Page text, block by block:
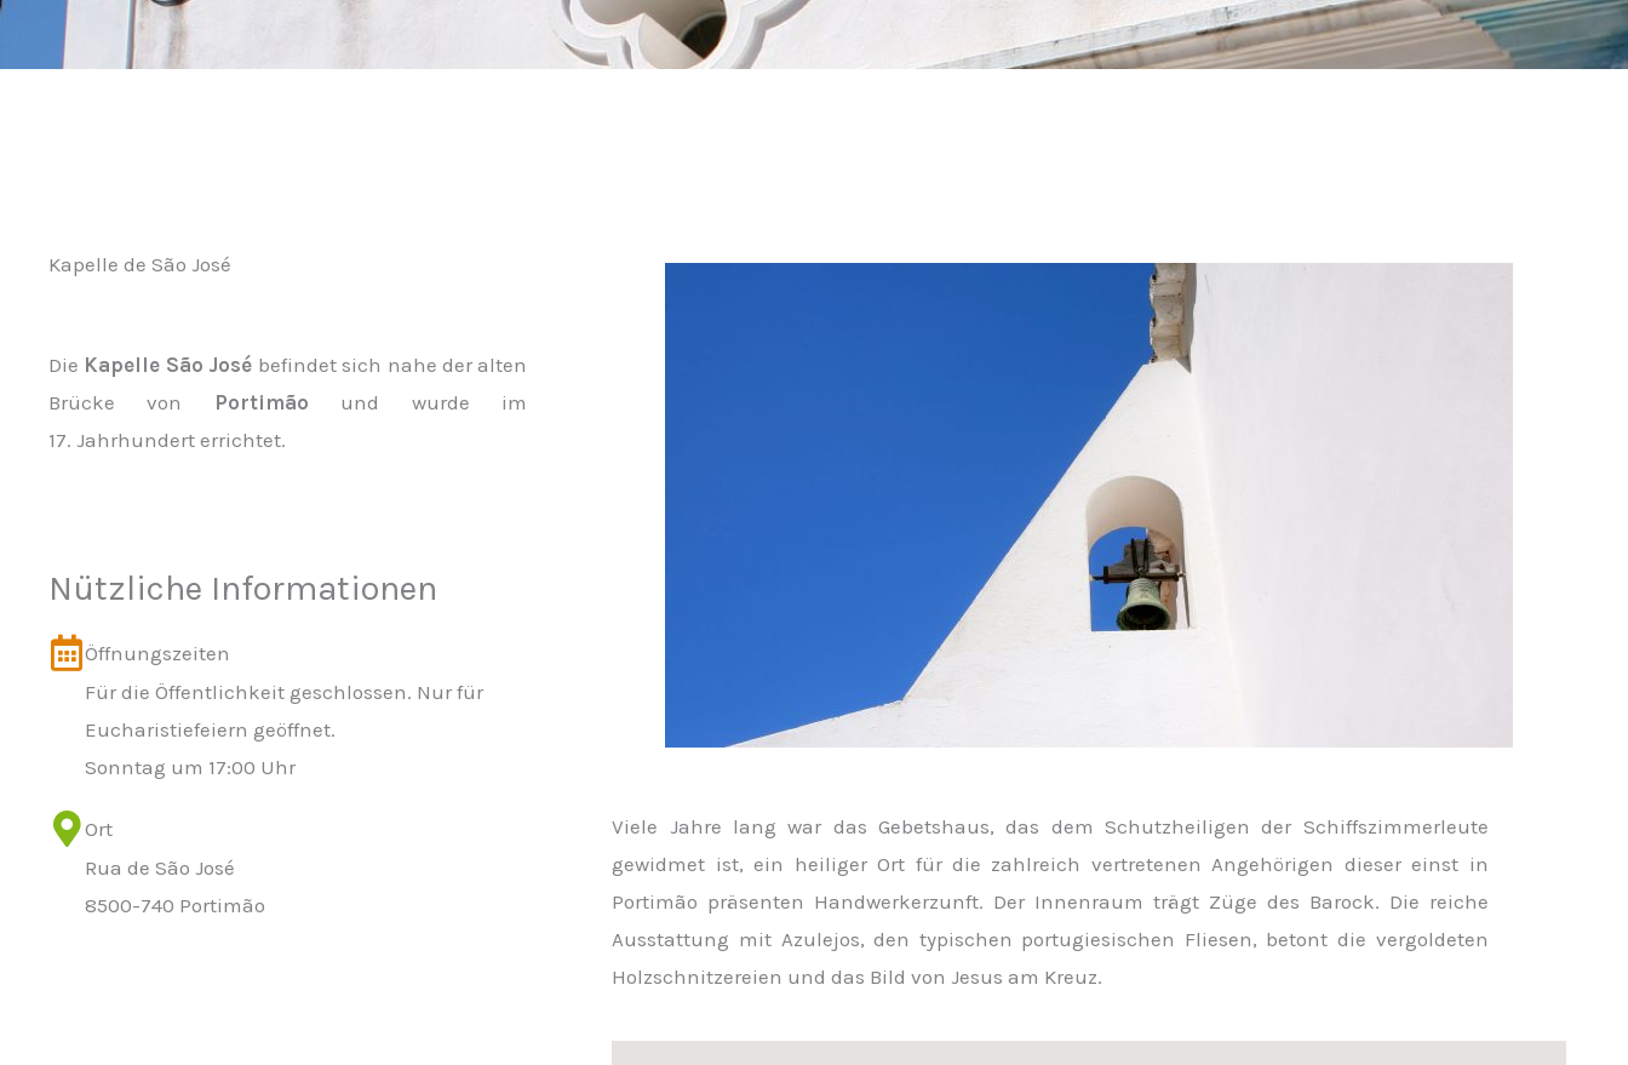
Kapelle de São José
Die Kapelle São José befindet sich nahe der alten
Brücke von
Portimão und wurde im
17. Jahrhundert errichtet.
Nützliche Informationen
Öffnungszeiten
Für die Öffentlichkeit geschlossen. Nur für
Eucharistiefeiern geöffnet.
Sonntag um 17:00 Uhr
Ort
Rua de São José
8500-740 Portimão
Viele Jahre lang war das Gebetshaus, das dem Schutzheiligen der Schiffszimmerleute
gewidmet ist, ein heiliger Ort für die zahlreich vertretenen Angehörigen dieser einst in
Portimão präsenten Handwerkerzunft. Der Innenraum trägt Züge des Barock. Die reiche
Ausstattung mit Azulejos, den typischen portugiesischen Fliesen, betont die vergoldeten
Holzschnitzereien und das Bild von Jesus am Kreuz.